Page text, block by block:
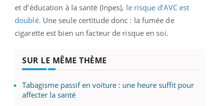
et d’éducation à la santé (Inpes), le risque d’AVC est
doublé. Une seule certitude donc : la fumée de
cigarette est bien un facteur de risque en soi.
SUR LE MÊME THÈME
Tabagisme passif en voiture : une heure suffit pour
affecter la santé